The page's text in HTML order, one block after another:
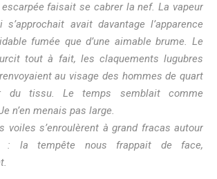
faisait se cabrer la nef. La vapeur
s’approchait avait davantage l’apparence
fumée que d’une aimable brume. Le
tout à fait, les claquements lugubres
au visage des hommes de quart
du tissu. Le temps semblait comme
n’en menais pas large.
voiles s’enroulèrent à grand fracas autour
: la tempête nous frappait de face,